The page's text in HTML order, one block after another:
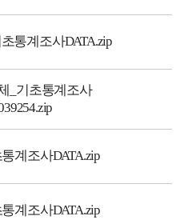
통계조사DATA.zip
_기초통계조사
계조사DATA.zip
계조사DATA.zip